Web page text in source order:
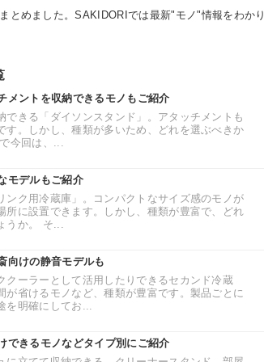
とめました。SAKIDORIでは最新"モノ"情報をわかり
メントを収納できるモノもご紹介
きる「ダイソンスタンド」。アタッチメントも
す。しかし、種類が多いため、どれを選ぶべきか
今回は、...
モデルもご紹介
ク用冷蔵庫」。コンパクトなサイズ感のモノが
所に設置できます。しかし、種類が豊富で、どれ
うか。 そ...
向けの静音モデルも
クーラーとして活用したりできるセカンド冷蔵
省けるモノなど、種類が豊富です。製品ごとに
明確にしてお...
できるモノなどタイプ別にご紹介